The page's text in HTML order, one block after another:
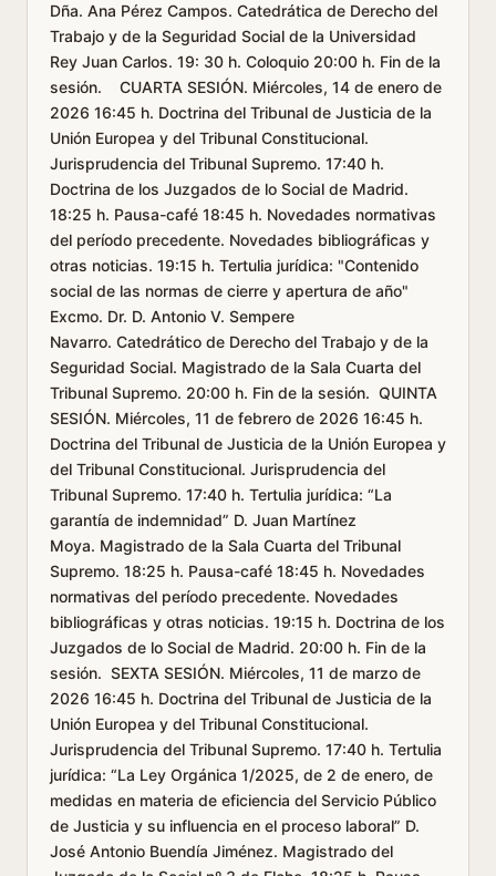
Dña. Ana Pérez Campos. Catedrática de Derecho del
Trabajo y de la Seguridad Social de la Universidad
Rey Juan Carlos. 19: 30 h. Coloquio 20:00 h. Fin de la
sesión. CUARTA SESIÓN. Miércoles, 14 de enero de
2026 16:45 h. Doctrina del Tribunal de Justicia de la
Unión Europea y del Tribunal Constitucional.
Jurisprudencia del Tribunal Supremo. 17:40 h.
Doctrina de los Juzgados de lo Social de Madrid.
18:25 h. Pausa-café 18:45 h. Novedades normativas
del período precedente. Novedades bibliográficas y
otras noticias. 19:15 h. Tertulia jurídica: "Contenido
social de las normas de cierre y apertura de año"
Excmo. Dr. D. Antonio V. Sempere
Navarro. Catedrático de Derecho del Trabajo y de la
Seguridad Social. Magistrado de la Sala Cuarta del
Tribunal Supremo. 20:00 h. Fin de la sesión. QUINTA
SESIÓN. Miércoles, 11 de febrero de 2026 16:45 h.
Doctrina del Tribunal de Justicia de la Unión Europea y
del Tribunal Constitucional. Jurisprudencia del
Tribunal Supremo. 17:40 h. Tertulia jurídica: “La
garantía de indemnidad” D. Juan Martínez
Moya. Magistrado de la Sala Cuarta del Tribunal
Supremo. 18:25 h. Pausa-café 18:45 h. Novedades
normativas del período precedente. Novedades
bibliográficas y otras noticias. 19:15 h. Doctrina de los
Juzgados de lo Social de Madrid. 20:00 h. Fin de la
sesión. SEXTA SESIÓN. Miércoles, 11 de marzo de
2026 16:45 h. Doctrina del Tribunal de Justicia de la
Unión Europea y del Tribunal Constitucional.
Jurisprudencia del Tribunal Supremo. 17:40 h. Tertulia
jurídica: “La Ley Orgánica 1/2025, de 2 de enero, de
medidas en materia de eficiencia del Servicio Público
de Justicia y su influencia en el proceso laboral” D.
José Antonio Buendía Jiménez. Magistrado del